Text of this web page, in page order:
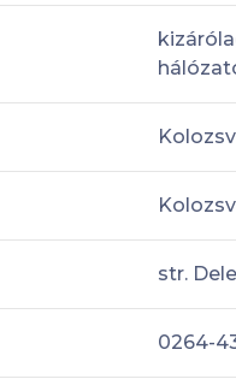
str.
0264-